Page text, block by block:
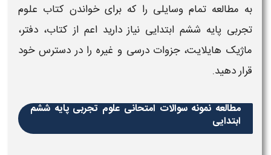
به مطالعه تمام وسایلی را که برای خواندن کتاب علوم
تجربی ​​ پایه ششم ابتدایی نیاز دارید اعم از کتاب، دفتر،
ماژیک هایلایت، جزواتدرسی و غیره را در دسترس خود
قرار دهید.
مطالعه نمونه سوالات امتحانی علوم تجربی ​​​پایه ششم
ابتدایی